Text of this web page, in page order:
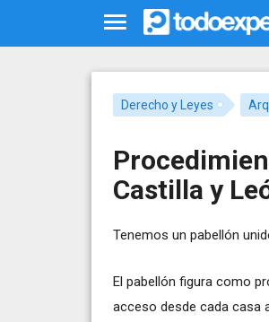
Derecho y Leyes
Castilla y
Tenemos un pabellón
El pabellón figura como
acceso desde cada casa